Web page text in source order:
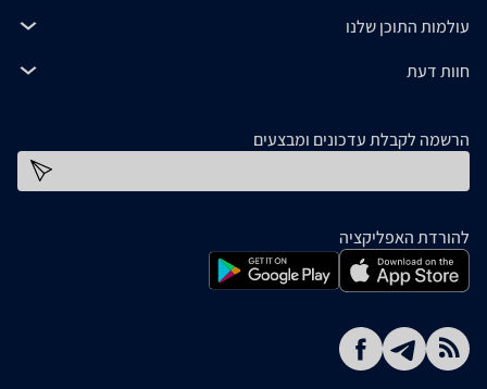
עולמות התוכן שלנו
חוות דעת
הרשמה לקבלת עדכונים ומבצעים
להורדת האפליקציה